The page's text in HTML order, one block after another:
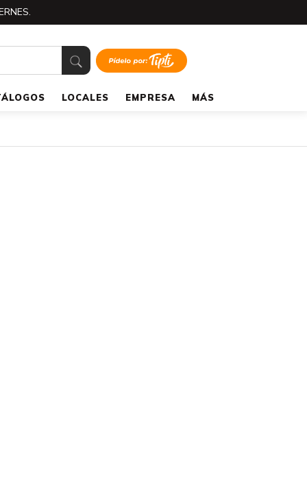
LOCALES EMPRESA MÁS